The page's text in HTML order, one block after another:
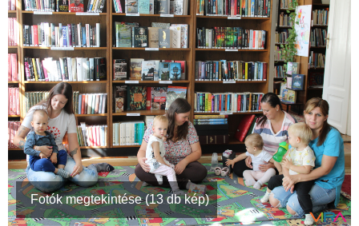
Fotók megtekintése (13 db kép)